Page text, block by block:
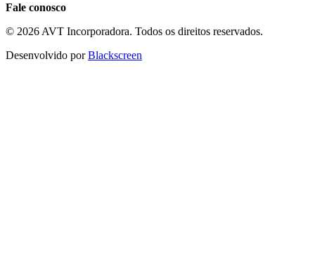
Fale conosco
© 2026 AVT Incorporadora. Todos os direitos reservados.
Desenvolvido porBlackscreen